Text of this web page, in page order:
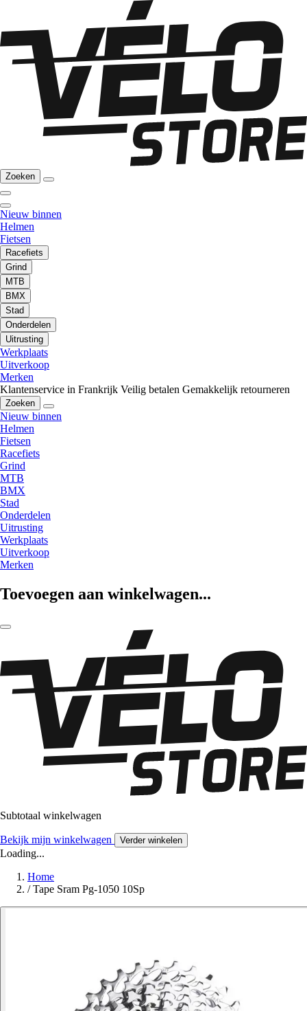
Zoeken
Nieuw binnen
Helmen
Fietsen
Racefiets
Grind
MTB
BMX
Stad
Onderdelen
Uitrusting
Werkplaats
Uitverkoop
Merken
Klantenservice in Frankrijk Veilig betalen Gemakkelijk retourneren
Zoeken
Nieuw binnen
Helmen
Fietsen
Racefiets
Grind
MTB
BMX
Stad
Onderdelen
Uitrusting
Werkplaats
Uitverkoop
Merken
Toevoegen aan winkelwagen...
Subtotaal winkelwagen
Bekijk mijn winkelwagen Verder winkelen
Loading...
Home
/ Tape Sram Pg-1050 10Sp